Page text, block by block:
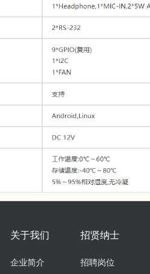
关于我们
企业简介
招贤纳士
招聘岗位